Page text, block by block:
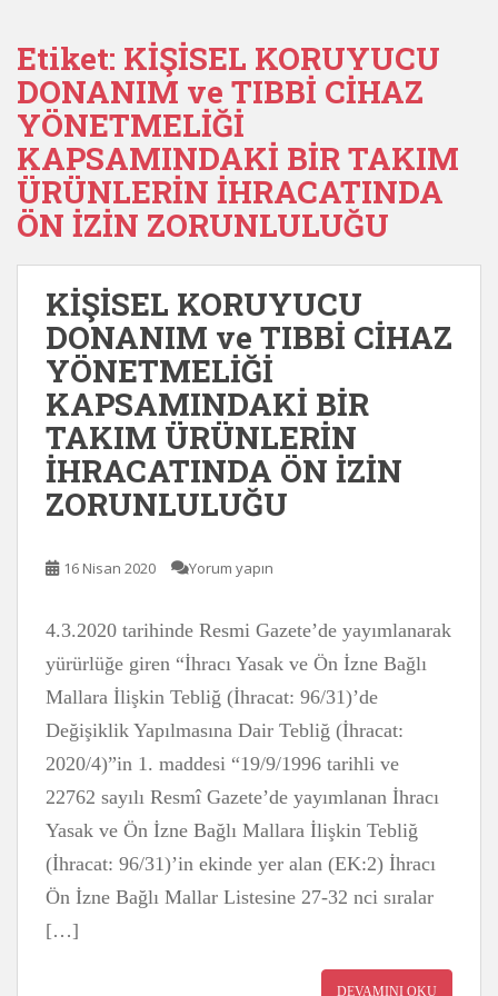
Etiket: KİŞİSEL KORUYUCU
DONANIM ve TIBBİ CİHAZ
YÖNETMELİĞİ
KAPSAMINDAKİ BİR TAKIM
ÜRÜNLERİN İHRACATINDA
ÖN İZİN ZORUNLULUĞU
KİŞİSEL KORUYUCU
DONANIM ve TIBBİ CİHAZ
YÖNETMELİĞİ
KAPSAMINDAKİ BİR
TAKIM ÜRÜNLERİN
İHRACATINDA ÖN İZİN
ZORUNLULUĞU
16 Nisan 2020 Yorum yapın
4.3.2020 tarihinde Resmi Gazete’de yayımlanarak
yürürlüğe giren “İhracı Yasak ve Ön İzne Bağlı
Mallara İlişkin Tebliğ (İhracat: 96/31)’de
Değişiklik Yapılmasına Dair Tebliğ (İhracat:
2020/4)”in 1. maddesi “19/9/1996 tarihli ve
22762 sayılı Resmî Gazete’de yayımlanan İhracı
Yasak ve Ön İzne Bağlı Mallara İlişkin Tebliğ
(İhracat: 96/31)’in ekinde yer alan (EK:2) İhracı
Ön İzne Bağlı Mallar Listesine 27-32 nci sıralar
[…]
DEVAMINI OKU